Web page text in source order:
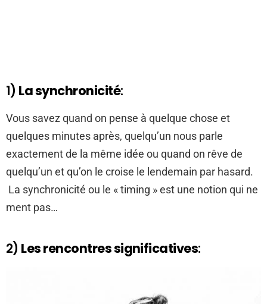
1) La synchronicité:
Vous savez quand on pense à quelque chose et
quelques minutes après, quelqu’un nous parle
exactement de la même idée ou quand on rêve de
quelqu’un et qu’on le croise le lendemain par hasard.
La synchronicité ou le « timing » est une notion qui ne
ment pas…
2) Les rencontres significatives: